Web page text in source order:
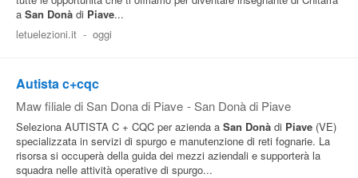
a San Donà di Piave...
letuelezioni.it - oggi
Autista c+cqc
Maw filiale di San Dona di Piave - San Donà di Piave
Seleziona AUTISTA C + CQC per azienda a San Donà di Piave (VE)
specializzata in servizi di spurgo e manutenzione di reti fognarie. La
risorsa si occuperà della guida dei mezzi aziendali e supporterà la
squadra nelle attività operative di spurgo...